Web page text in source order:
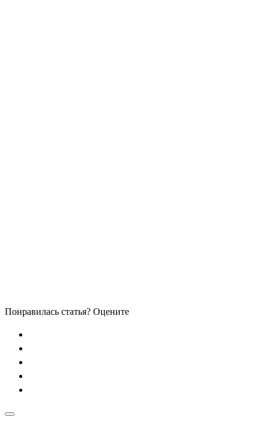
Понравилась статья? Оцените